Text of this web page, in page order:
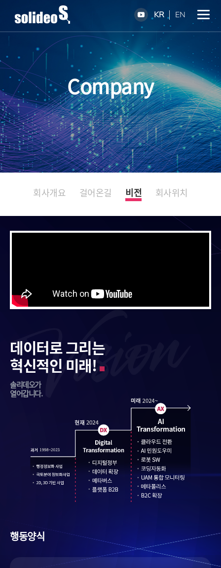
KR EN
Company
회사개요 걸어온길 비전 회사위치
데이터로 그리는
혁신적인 미래!
솔리데오가
열어갑니다.
행동양식